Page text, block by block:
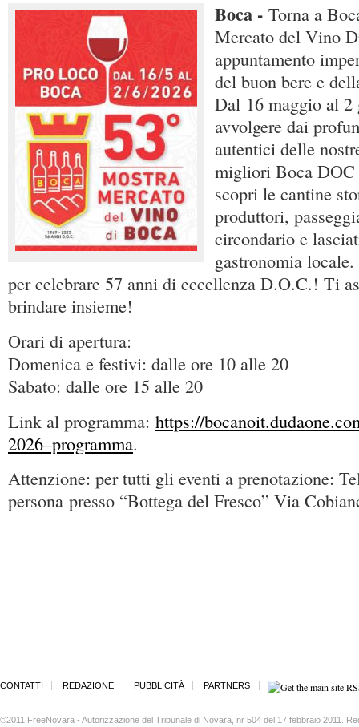
Boca - Torna a
Mercato del Vino
appuntamento
del buon bere e
Dal 16 maggio al
avvolgere dai
autentici delle
migliori Boca DOC
scopri le cantine
produttori,
circondario e
gastronomia locale.
per celebrare 57 anni di eccellenza D.O.C.! Ti
brindare insieme!
Orari di apertura:
Domenica e festivi: dalle ore 10 alle 20
Sabato: dalle ore 15 alle 20
Link al programma: https://
2026–programma.
Attenzione: per tutti gli eventi a prenotazione:
persona presso “Bottega del Fresco” Via
CONTATTI REDAZIONE PUBBLICITÀ PARTNERS
©2011 FreeNovara - Autorizzazione del Tribunale di Novara, nr 504 del 17 febbraio 2011.